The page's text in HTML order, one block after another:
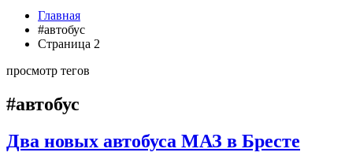
Главная
#автобус
Страница 2
просмотр тегов
#автобус
Два новых автобуса МАЗ в Бресте